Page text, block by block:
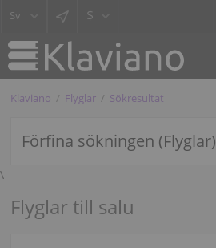
$
Klaviano Flyglar Sökresultat
Förfina sökningen (Flyglar)
\
Flyglar till salu